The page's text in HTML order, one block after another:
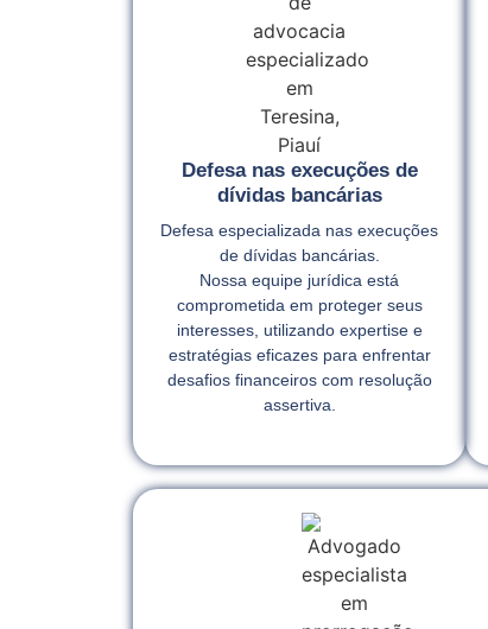
Defesa nas execuções de
dívidas bancárias
Defesa especializada nas execuções
de dívidas bancárias.
Nossa equipe jurídica está
comprometida em proteger seus
interesses, utilizando expertise e
estratégias eficazes para enfrentar
desafios financeiros com resolução
assertiva.